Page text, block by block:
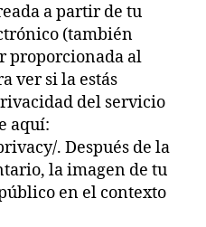
a partir de tu
(también
proporcionada al
ver si la estás
del servicio
aquí:
. Después de la
la imagen de tu
en el contexto